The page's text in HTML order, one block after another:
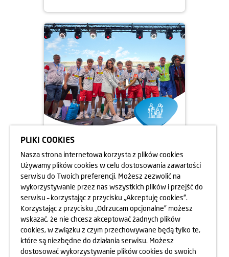
12.08.2024
MISTRZOSTWA ŚWIATA DZIECI
Z DOMÓW DZIECKA
dowiedz się więcej
PLIKI COOKIES
Nasza strona internetowa korzysta z plików cookies
Używamy plików cookies w celu dostosowania zawartości
serwisu do Twoich preferencji. Możesz zezwolić na
wykorzystywanie przez nas wszystkich plików i przejść do
serwisu – korzystając z przycisku „Akceptuję cookies”.
Korzystając z przycisku „Odrzucam opcjonalne” możesz
wskazać, że nie chcesz akceptować żadnych plików
cookies, w związku z czym przechowywane będą tylko te,
które są niezbędne do działania serwisu. Możesz
dostosować wykorzystywanie plików cookies do swoich